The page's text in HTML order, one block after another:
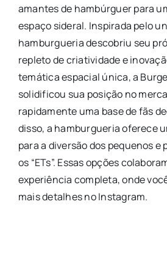
amantes de hambúrguer para
espaço sideral. Inspirada pelo
hamburgueria descobriu seu
repleto de criatividade e
temática espacial única, a
solidificou sua posição no
rapidamente uma base de fãs
disso, a hamburgueria oferece
para a diversão dos pequenos e
os “ETs”. Essas opções
experiência completa, onde
mais detalhes no Instagram.